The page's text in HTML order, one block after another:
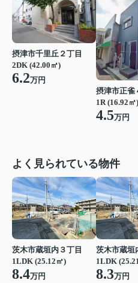
摂津市千里丘２丁目
2DK (42.00㎡)
6.2万円
摂津市正雀
1R (16.92㎡)
4.5万円
よく見られている物件
茨木市蔵垣内３丁目
1LDK (25.12㎡)
8.4万円
茨木市蔵垣
1LDK
8.3万円